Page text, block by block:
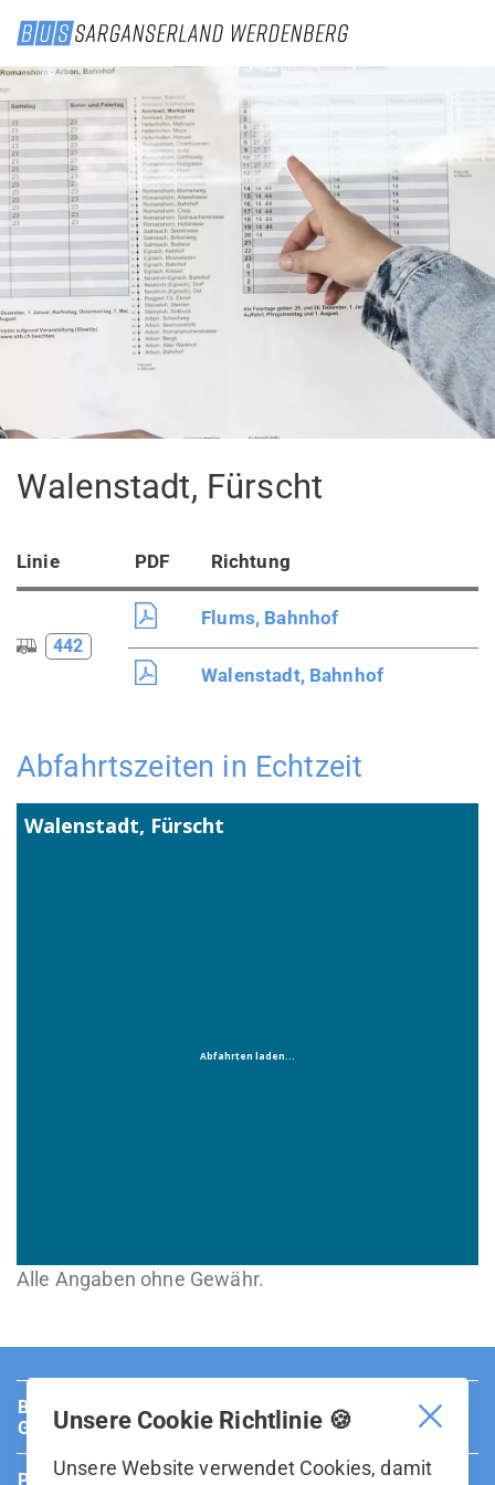
Walenstadt, Fürscht
Linie PDF Richtung
442
Flums, Bahnhof
Walenstadt, Bahnhof
Abfahrtszeiten in Echtzeit
Alle Angaben ohne Gewähr.
BUS Sarganserland Werdenberg ist Teil der BOS
Gruppe.
Partner
Unsere Cookie Richtlinie 🍪
Unsere Website verwendet Cookies, damit